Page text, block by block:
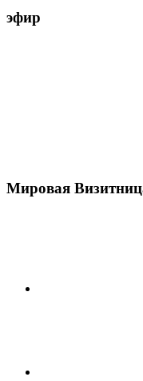
эфир
Мировая